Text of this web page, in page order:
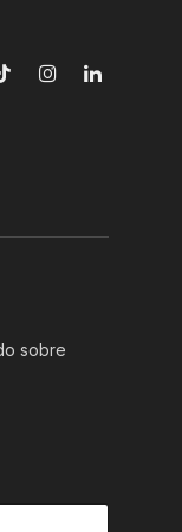
TikTokInstagramLinkedIn
sobre